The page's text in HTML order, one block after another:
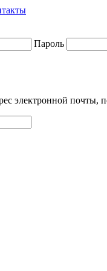
Пароль
электронной